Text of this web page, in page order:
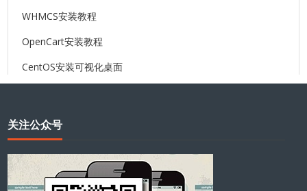
WHMCS安装教程
OpenCart安装教程
CentOS安装可视化桌面
关注公众号